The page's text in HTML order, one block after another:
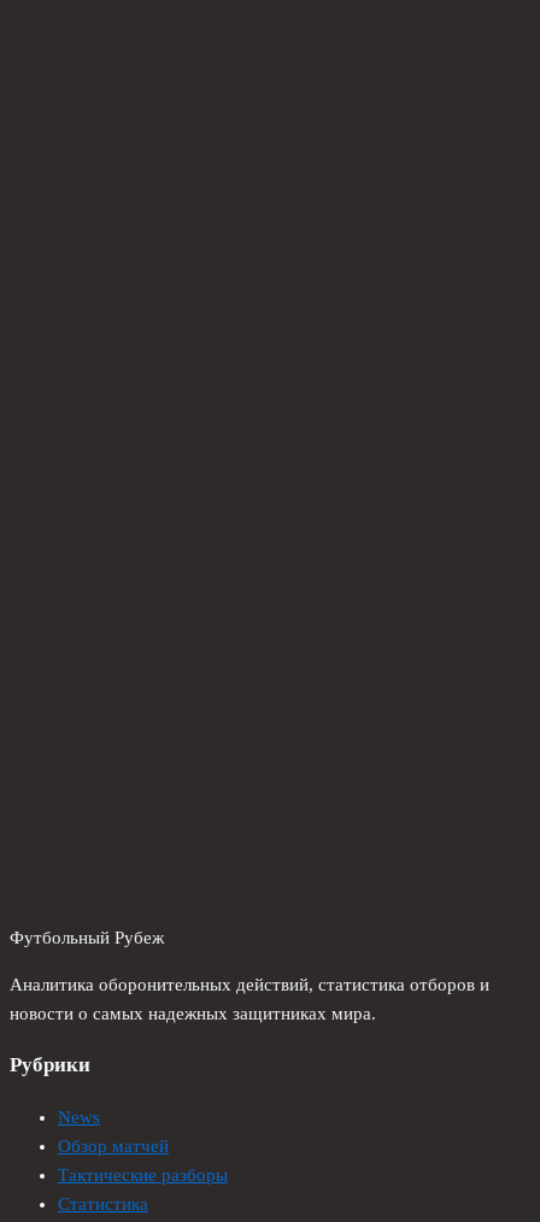
Футбольный Рубеж
Аналитика оборонительных действий, статистика отборов и
новости о самых надежных защитниках мира.
Рубрики
News
Обзор матчей
Тактические разборы
Статистика